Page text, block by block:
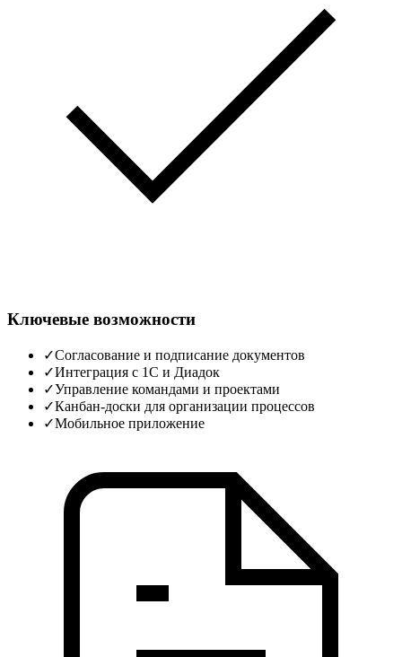
Ключевые возможности
✓Согласование и подписание документов
✓Интеграция с 1С и Диадок
✓Управление командами и проектами
✓Канбан‑доски для организации процессов
✓Мобильное приложение